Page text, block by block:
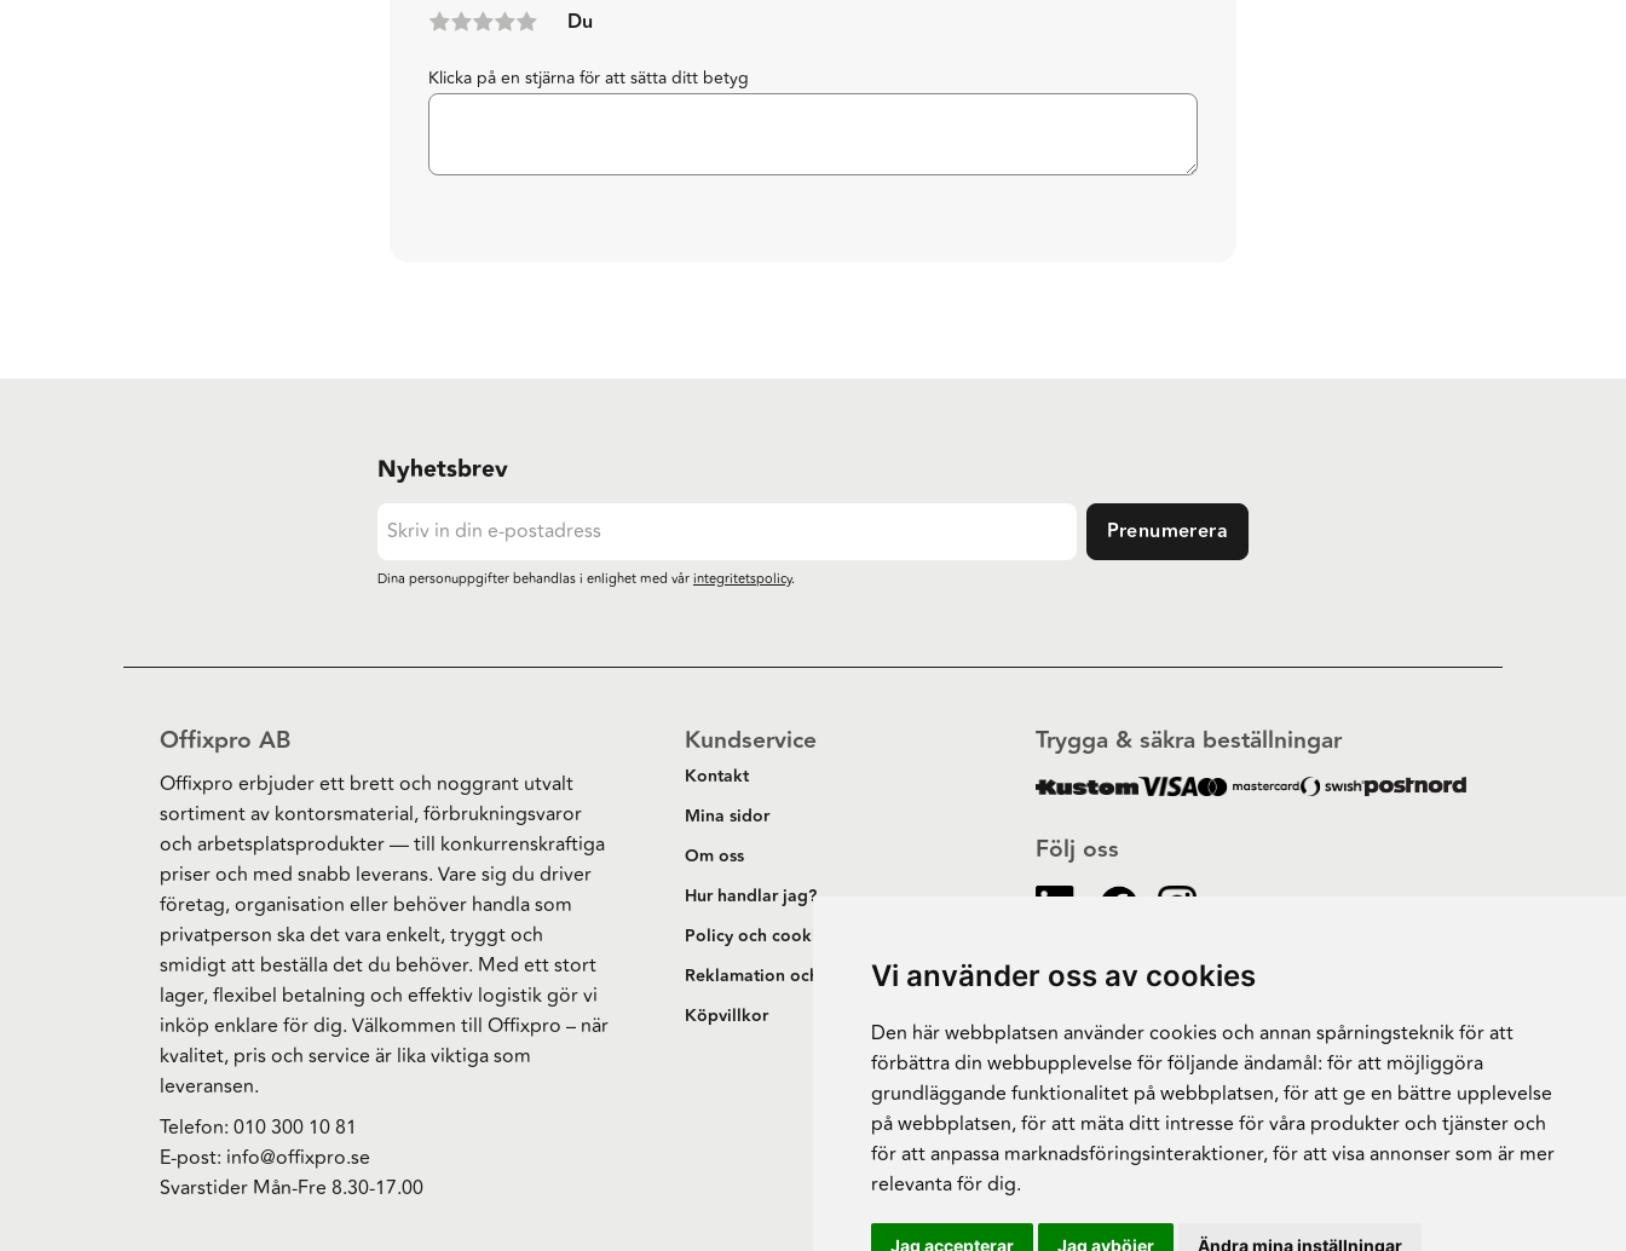
Vi använder oss av cookies
Den här webbplatsen använder cookies och annan spårningsteknik för att
förbättra din webbupplevelse för följande ändamål: för att möjliggöra
grundläggande funktionalitet på webbplatsen,för att ge en bättre upplevelse
på webbplatsen,för att mäta ditt intresse för våra produkter och tjänster och
för att anpassa marknadsföringsinteraktioner,för att visa annonser som är mer
relevanta för dig.
Jag accepterar Jag avböjer Ändra mina inställningar
Du
Klicka på en stjärna för att sätta ditt betyg
Nyhetsbrev
Prenumerera
Dina personuppgifter behandlas i enlighet med vårintegritetspolicy.
Offixpro AB
Offixpro erbjuder ett brett och noggrant utvalt
sortiment av kontorsmaterial, förbrukningsvaror
och arbetsplatsprodukter — till konkurrenskraftiga
priser och med snabb leverans. Vare sig du driver
företag, organisation eller behöver handla som
privatperson ska det vara enkelt, tryggt och
smidigt att beställa det du behöver. Med ett stort
lager, flexibel betalning och effektiv logistik gör vi
inköp enklare för dig. Välkommen till Offixpro – när
kvalitet, pris och service är lika viktiga som
leveransen.
Telefon: 010 300 10 81
E-post: info@offixpro.se
Svarstider Mån-Fre 8.30-17.00
Kundservice
Kontakt
Mina sidor
Om oss
Hur handlar jag?
Policy och cookies
Reklamation och retur
Köpvillkor
Följ oss
Trygga & säkra beställningar